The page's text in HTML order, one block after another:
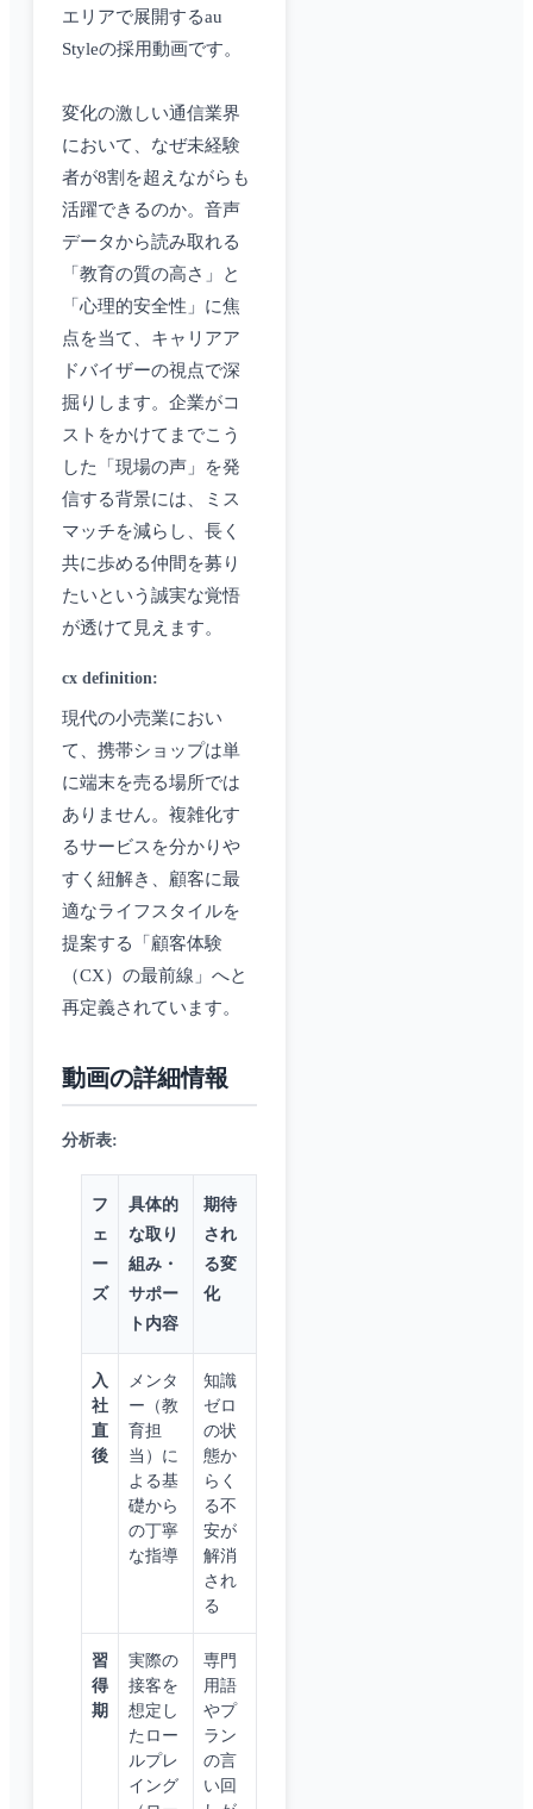
エリアで展開するau
Styleの採用動画です。
変化の激しい通信業界
において、なぜ未経験
者が8割を超えながらも
活躍できるのか。音声
データから読み取れる
「教育の質の高さ」と
「心理的安全性」に焦
点を当て、キャリアア
ドバイザーの視点で深
掘りします。企業がコ
ストをかけてまでこう
した「現場の声」を発
信する背景には、ミス
マッチを減らし、長く
共に歩める仲間を募り
たいという誠実な覚悟
が透けて見えます。
cx definition:
現代の小売業におい
て、携帯ショップは単
に端末を売る場所では
ありません。複雑化す
るサービスを分かりや
すく紐解き、顧客に最
適なライフスタイルを
提案する「顧客体験
（CX）の最前線」へと
再定義されています。
動画の詳細情報
分析表:
フ
ェ
ー
ズ
具体的
な取り
組み・
サポー
ト内容
期待
され
る変
化
入
社
直
後
メンタ
ー（教
育担
当）に
よる基
礎から
の丁寧
な指導
知識
ゼロ
の状
態か
らく
る不
安が
解消
され
る
習
得
期
実際の
接客を
想定し
たロー
ルプレ
イング
専門
用語
やプ
ラン
の言
い回